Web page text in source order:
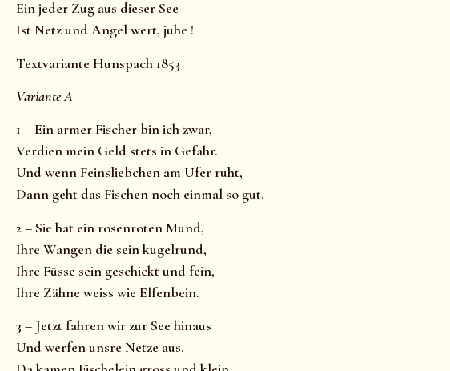
Ein jeder Zug aus dieser See
Ist Netz und Angel wert, juhe !
Textvariante Hunspach 1853
Variante A
1 – Ein armer Fischer bin ich zwar,
Verdien mein Geld stets in Gefahr.
Und wenn Feinsliebchen am Ufer ruht,
Dann geht das Fischen noch einmal so gut.
2 – Sie hat ein rosenroten Mund,
Ihre Wangen die sein kugelrund,
Ihre Füsse sein geschickt und fein,
Ihre Zähne weiss wie Elfenbein.
3 – Jetzt fahren wir zur See hinaus
Und werfen unsre Netze aus.